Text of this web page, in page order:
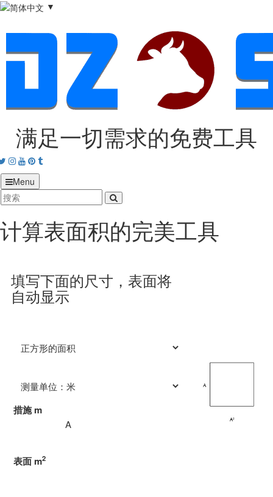
▼
满足一切需求的免费工具
Twitter
Instagram
Youtube
Pinterest
tumblr
Menu
计算表面积的完美工具
填写下面的尺寸，表面将
自动显示
措施m
表面 m2